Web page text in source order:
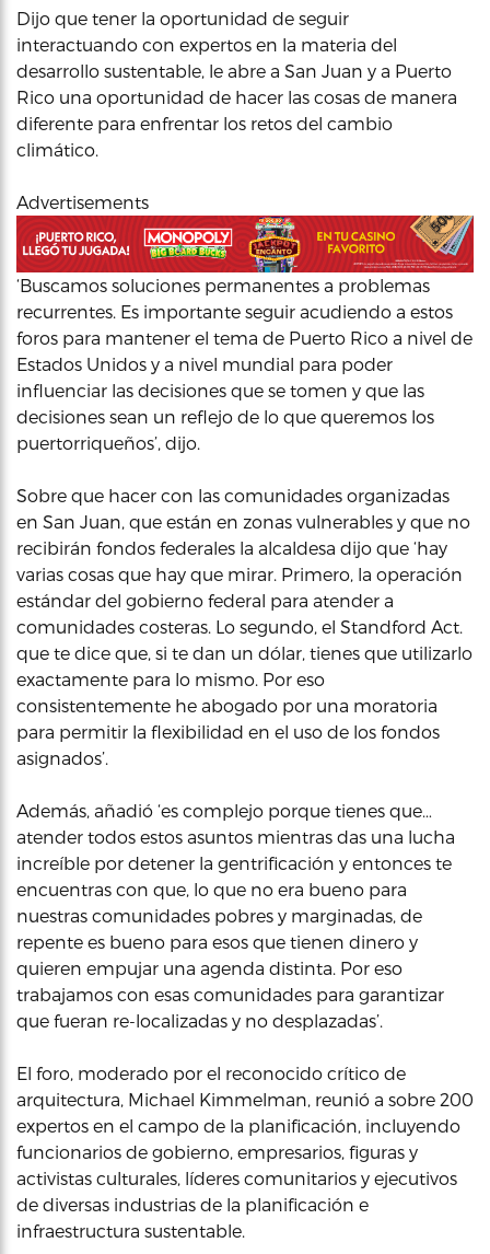
Dijo que tener la oportunidad de seguir
interactuando con expertos en la materia del
desarrollo sustentable, le abre a San Juan y a Puerto
Rico una oportunidad de hacer las cosas de manera
diferente para enfrentar los retos del cambio
climático.
Advertisements
‘Buscamos soluciones permanentes a problemas
recurrentes. Es importante seguir acudiendo a estos
foros para mantener el tema de Puerto Rico a nivel de
Estados Unidos y a nivel mundial para poder
influenciar las decisiones que se tomen y que las
decisiones sean un reflejo de lo que queremos los
puertorriqueños’, dijo.
Sobre que hacer con las comunidades organizadas
en San Juan, que están en zonas vulnerables y que no
recibirán fondos federales la alcaldesa dijo que ‘hay
varias cosas que hay que mirar. Primero, la operación
estándar del gobierno federal para atender a
comunidades costeras. Lo segundo, el Standford Act.
que te dice que, si te dan un dólar, tienes que utilizarlo
exactamente para lo mismo. Por eso
consistentemente he abogado por una moratoria
para permitir la flexibilidad en el uso de los fondos
asignados’.
Además, añadió ‘es complejo porque tienes que…
atender todos estos asuntos mientras das una lucha
increíble por detener la gentrificación y entonces te
encuentras con que, lo que no era bueno para
nuestras comunidades pobres y marginadas, de
repente es bueno para esos que tienen dinero y
quieren empujar una agenda distinta. Por eso
trabajamos con esas comunidades para garantizar
que fueran re-localizadas y no desplazadas’.
El foro, moderado por el reconocido crítico de
arquitectura, Michael Kimmelman, reunió a sobre 200
expertos en el campo de la planificación, incluyendo
funcionarios de gobierno, empresarios, figuras y
activistas culturales, líderes comunitarios y ejecutivos
de diversas industrias de la planificación e
infraestructura sustentable.